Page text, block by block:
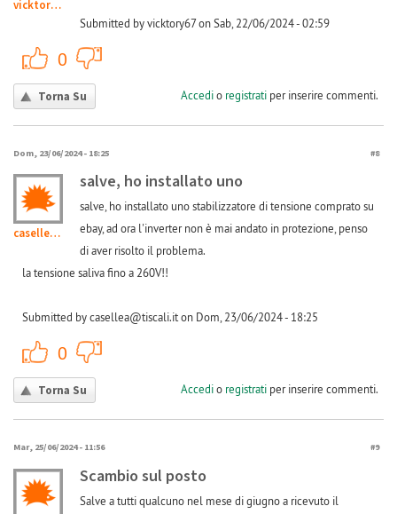
vicktory67
Submitted by vicktory67 on Sab, 22/06/2024 - 02:59
0
Torna Su Accedio registratiper inserire commenti.
Dom, 23/06/2024 - 18:25 #8
casellea@tiscali.it
salve, ho installato uno
salve, ho installato uno stabilizzatore di tensione comprato su
ebay, ad ora l'inverter non è mai andato in protezione, penso
di aver risolto il problema.
la tensione saliva fino a 260V!!
Submitted by casellea@tiscali.it on Dom, 23/06/2024 - 18:25
0
Torna Su Accedio registratiper inserire commenti.
Mar, 25/06/2024 - 11:56 #9
Scambio sul posto
Salve a tutti qualcuno nel mese di giugno a ricevuto il